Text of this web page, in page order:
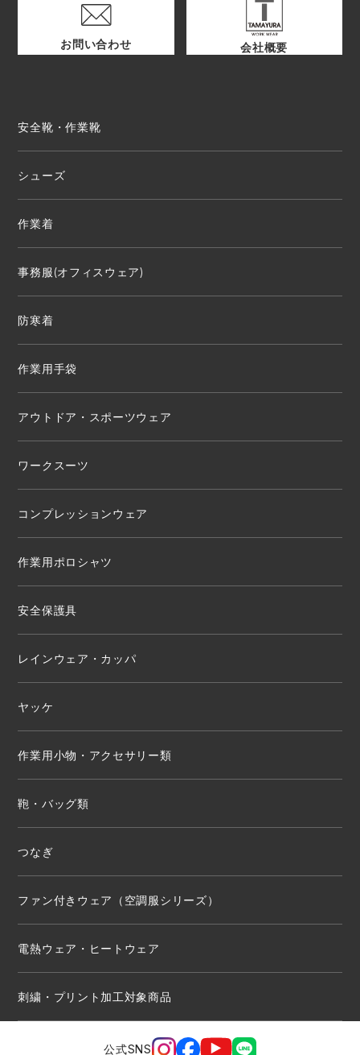
お問い合わせ 会社概要
安全靴・作業靴
シューズ
作業着
事務服(オフィスウェア)
防寒着
作業用手袋
アウトドア・スポーツウェア
ワークスーツ
コンプレッションウェア
作業用ポロシャツ
安全保護具
レインウェア・カッパ
ヤッケ
作業用小物・アクセサリー類
鞄・バッグ類
つなぎ
ファン付きウェア（空調服シリーズ）
電熱ウェア・ヒートウェア
刺繍・プリント加工対象商品
公式SNS